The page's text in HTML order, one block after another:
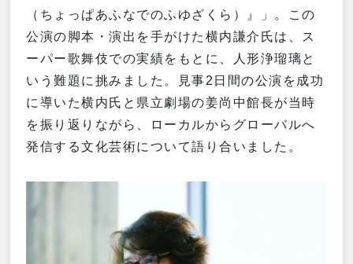
（ちょっぱあふなでのふゆざくら）』」。この
公演の脚本・演出を手がけた横内謙介氏は、ス
ーパー歌舞伎での実績をもとに、人形浄瑠璃と
いう難題に挑みました。見事2日間の公演を成功
に導いた横内氏と県立劇場の姜尚中館長が当時
を振り返りながら、ローカルからグローバルへ
発信する文化芸術について語り合いました。